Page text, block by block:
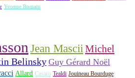
Yvonne Romain
Jean Mascii Michel
Belinsky Guy Gérard Noël
Allard Casaro Tealdi Jouineau Bourduge